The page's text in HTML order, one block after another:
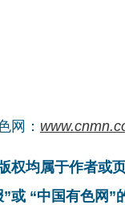
网：
均属于作者或
或 “中国有色网